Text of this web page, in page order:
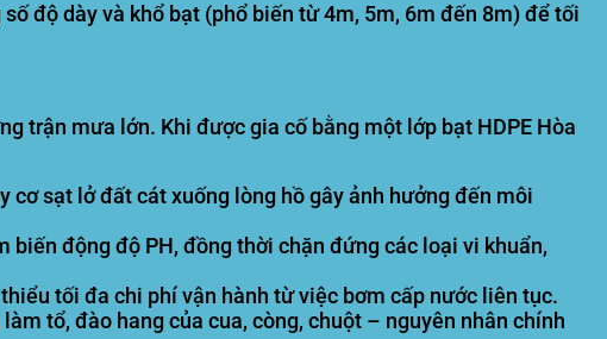
độ dày và khổ bạt (phổ biến từ 4m, 5m, 6m đến 8m) để tối
trận mưa lớn. Khi được gia cố bằng một lớp bạt HDPE Hòa
sạt lở đất cát xuống lòng hồ gây ảnh hưởng đến môi
động độ PH, đồng thời chặn đứng các loại vi khuẩn,
tối đa chi phí vận hành từ việc bơm cấp nước liên tục.
tổ, đào hang của cua, còng, chuột – nguyên nhân chính